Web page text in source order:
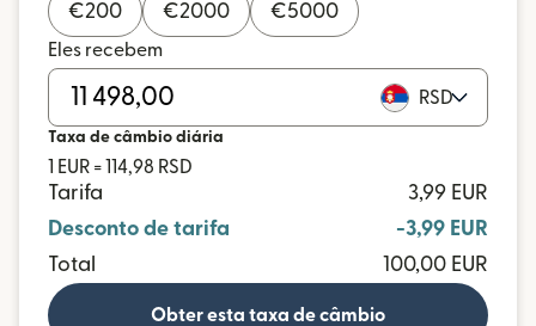
€200 €2000 €5000
Eles recebem
RSD
Taxa de câmbio diária
1 EUR = 114,98 RSD
Tarifa
3,99 EUR
Desconto de tarifa
-3,99 EUR
Total
100,00 EUR
Obter esta taxa de câmbio